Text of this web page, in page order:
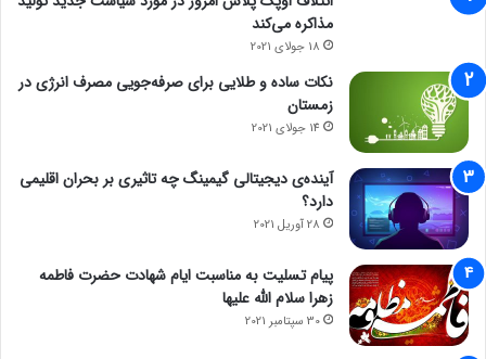
مذاکره می‌کند
18 جولای 2021
نکات ساده و طلایی برای صرفه‌جویی مصرف انرژی در
زمستان
14 جولای 2021
آینده‌ی دیجیتالی گیمینگ چه تاثیری بر بحران اقلیمی
دارد؟
28 آوریل 2021
پیام تسلیت به مناسبت ایام شهادت حضرت فاطمه
زهرا سلام الله علیها
30 سپتامبر 2021